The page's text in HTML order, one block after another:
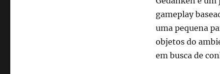
gameplay
uma pequena
objetos do
em busca de